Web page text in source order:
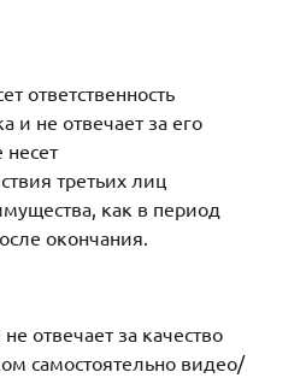
ответственность
и не отвечает за его
несет
третьих лиц
как в период
окончания.
отвечает за качество
самостоятельно видео/